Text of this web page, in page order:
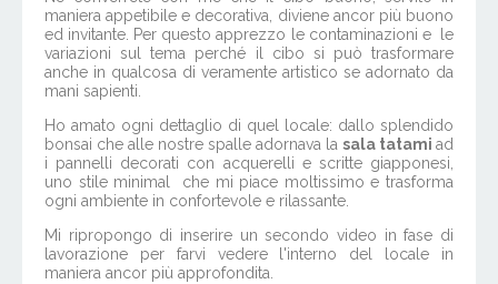
maniera appetibile e decorativa, diviene ancor più buono
ed invitante. Per questo apprezzo le contaminazioni e le
variazioni sul tema perché il cibo si può trasformare
anche in qualcosa di veramente artistico se adornato da
mani sapienti.
Ho amato ogni dettaglio di quel locale: dallo splendido
bonsai che alle nostre spalle adornava la sala tatami ad
i pannelli decorati con acquerelli e scritte giapponesi,
uno stile minimal che mi piace moltissimo e trasforma
ogni ambiente in confortevole e rilassante.
Mi ripropongo di inserire un secondo video in fase di
lavorazione per farvi vedere l'interno del locale in
maniera ancor più approfondita.